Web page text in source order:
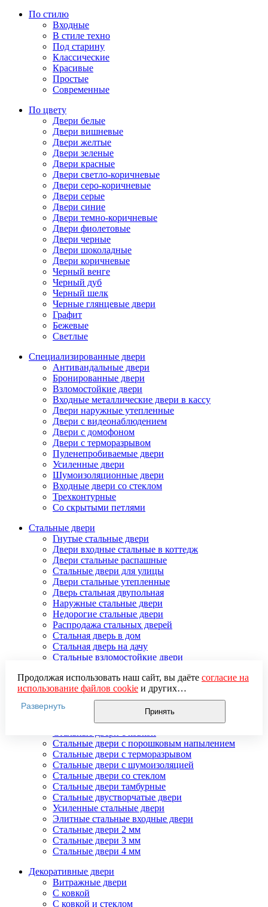
По стилю
Входные
В стиле техно
Под старину
Классические
Красивые
Простые
Современные
По цвету
Двери белые
Двери вишневые
Двери желтые
Двери зеленые
Двери красные
Двери светло-коричневые
Двери серо-коричневые
Двери серые
Двери синие
Двери темно-коричневые
Двери фиолетовые
Двери черные
Двери шоколадные
Двери коричневые
Черный венге
Черный дуб
Черный шелк
Черные глянцевые двери
Графит
Бежевые
Светлые
Специализированные двери
Антивандальные двери
Бронированные двери
Взломостойкие двери
Входные металлические двери в кассу
Двери наружные утепленные
Двери с видеонаблюдением
Двери с домофоном
Двери с терморазрывом
Пуленепробиваемые двери
Усиленные двери
Шумоизоляционные двери
Входные двери со стеклом
Трехконтурные
Со скрытыми петлями
Стальные двери
Гнутые стальные двери
Двери входные стальные в коттедж
Двери стальные распашные
Стальные двери для улицы
Двери стальные утепленные
Дверь стальная двупольная
Наружные стальные двери
Недорогие стальные двери
Распродажа стальных дверей
Стальная дверь в дом
Стальная дверь на дачу
Стальные взломостойкие двери
Стальные двери в подъезд
Стальные двери внутреннего открывания
Стальные двери массив
Стальные двери мдф
Стальные двери с зеркалом
Стальные двери с порошковым напылением
Стальные двери с терморазрывом
Стальные двери с шумоизоляцией
Стальные двери со стеклом
Стальные двери тамбурные
Стальные двустворчатые двери
Усиленные стальные двери
Элитные стальные входные двери
Стальные двери 2 мм
Стальные двери 3 мм
Стальные двери 4 мм
Декоративные двери
Витражные двери
С ковкой
С ковкой и стеклом
Продолжая использовать наш сайт, вы даёте согласие на
использование файлов cookieи других
пользовательских данных (включая IP-адрес, сведения о
местоположении, устройстве, действиях на сайте и т. п.)
для функционирования сайта, проведения
использования систем аналитики (например,
Яндекс.Метрика), в соответствии с нашей
обработки персональных данных.
Если вы не хотите, чтобы ваши данные обрабатывались,
настройте ограничения в браузере или покиньте сайт.
Развернуть
Принять